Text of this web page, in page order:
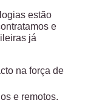
estão
e
já
na força de
e remotos.